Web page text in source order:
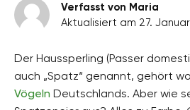
Verfasst von Maria
Aktualisiert am 27.
Der Haussperling (Passer
auch „Spatz“ genannt, gehört
Vögeln Deutschlands. Aber wie